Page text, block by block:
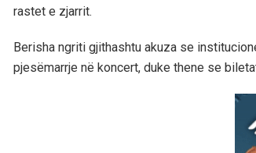
rastet e zjarrit.
Berisha ngriti gjithashtu akuza se
pjesëmarrje në koncert, duke thene se